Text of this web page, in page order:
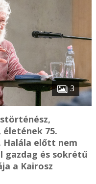
3
életének 75.
Halála előtt nem
gazdag és sokrétű
a Kairosz